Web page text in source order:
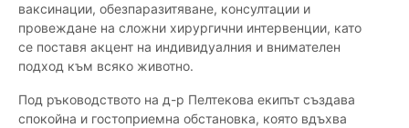
ваксинации, обезпаразитяване, консултации и
провеждане на сложни хирургични интервенции, като
се поставя акцент на индивидуалния и внимателен
подход към всяко животно.
Под ръководството на д-р Пелтекова екипът създава
спокойна и гостоприемна обстановка, която вдъхва